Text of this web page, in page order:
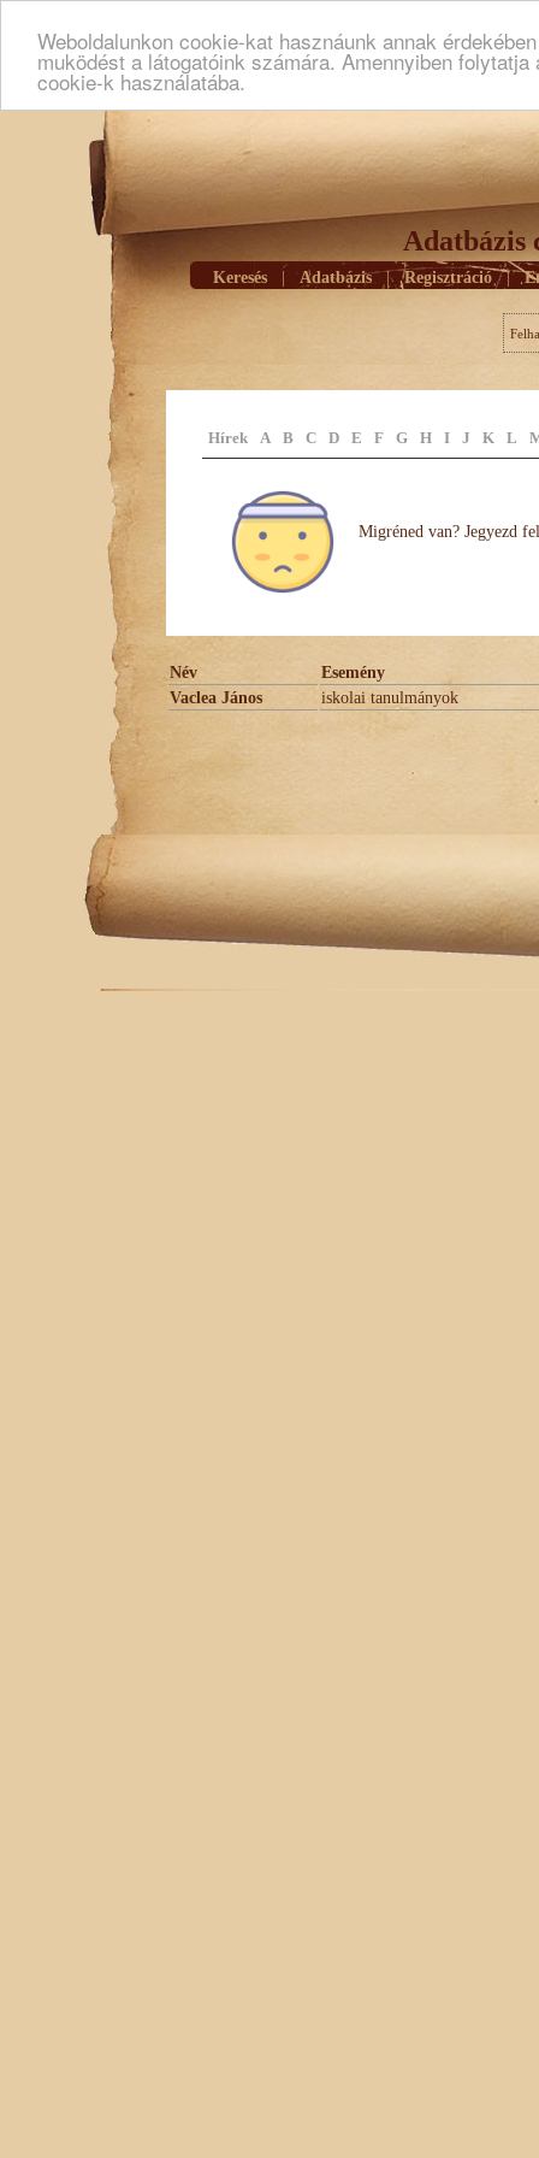
Weboldalunkon cookie-kat hasznáunk annak
muködést a látogatóink számára. Amennyiben
cookie-k használatába.
Adatbázis
Keresés Adatbázis | Regisztráció |
Hírek A B C D E F G H I J K L
Migréned van? Jegyezd
Név
Esemény
Vaclea János
iskolai tanulmányok